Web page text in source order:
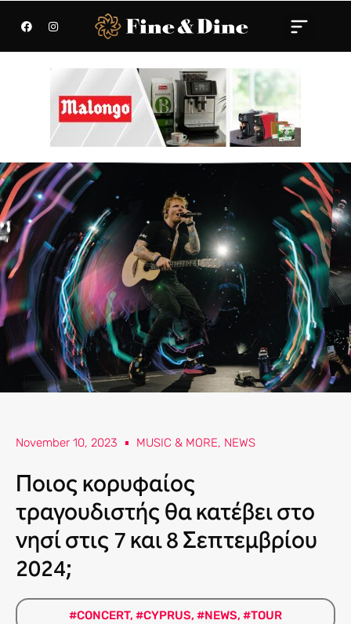
November 10, 2023 MUSIC & MORE, NEWS
Ποιος κορυφαίος
τραγουδιστής θα κατέβει στο
νησί στις 7 και 8 Σεπτεμβρίου
2024;
#CONCERT, #CYPRUS, #NEWS, #TOUR